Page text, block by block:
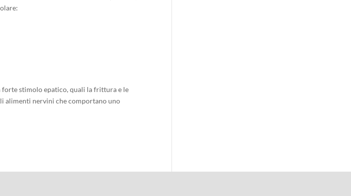
stimolo epatico, quali la frittura e le
alimenti nervini che comportano uno